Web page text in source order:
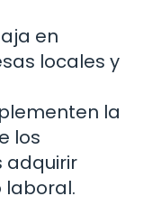
en
locales y
la
los
adquirir
laboral.